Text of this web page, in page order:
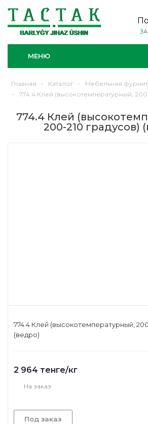
МЕНЮ
Главная - Каталог - Мебельная
-
774.4 Клей (высокотемпературный,
774.4 Клей
200-210 градусов)
774.4 Клей (высокотемпературный,
(ведро)
2 964 тенге/кг
На заказ
Под заказ